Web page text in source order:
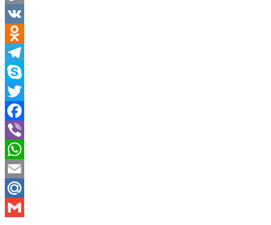
Copy
Link
VK
Odnoklassniki
Telegram
Skype
Twitter
Facebook
Viber
WhatsApp
Email
Mail.Ru